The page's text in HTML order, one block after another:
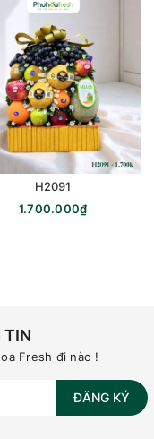
H2091
1.700.000₫
TIN
Fresh đi nào !
ĐĂNG KÝ